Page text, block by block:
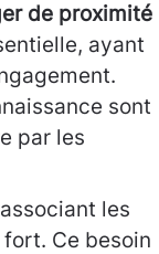
de proximité
ayant
sont
par les
les
Ce besoin